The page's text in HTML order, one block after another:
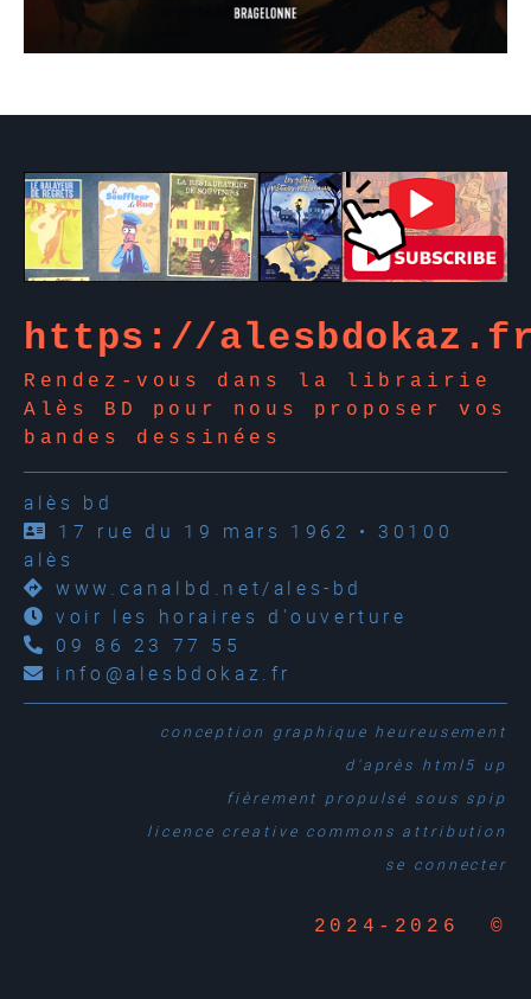
https://
Rendez-vous dans la librairie
Alès BD pour nous proposer vos
bandes dessinées
alès bd
17 rue du 19 mars 1962 • 30100
alès
www.canalbd.net/ales-bd
voir les horaires d'ouverture
09 86 23 77 55
info@alesbdokaz.fr
conception graphique heureusement
d'après html5 up
fièrement propulsé sous spip
licence creative commons attribution
se connecter
2024-2026 ©